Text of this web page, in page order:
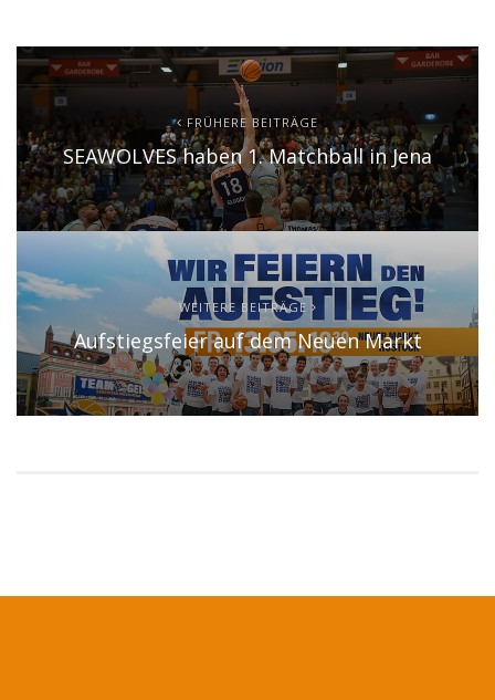
FRÜHERE BEITRÄGE
SEAWOLVES haben 1. Matchball in Jena
WEITERE BEITRÄGE
Aufstiegsfeier auf dem Neuen Markt